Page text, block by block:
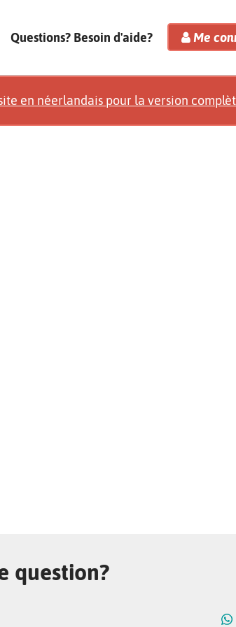
Questions? Besoin d'aide? Me
en néerlandais pour la version
question?